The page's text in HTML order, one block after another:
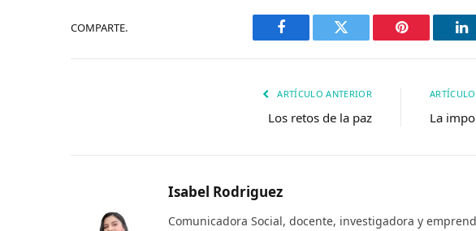
COMPARTE.
Facebook Twitter Pinterest
ARTÍCULO ANTERIOR
Los retos de la paz La
Isabel Rodriguez
Comunicadora Social, docente, investigadora y